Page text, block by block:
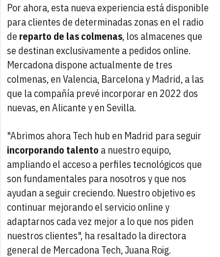
Por ahora, esta nueva experiencia está disponible
para clientes de determinadas zonas en el radio
de reparto de las colmenas, los almacenes que
se destinan exclusivamente a pedidos online.
Mercadona dispone actualmente de tres
colmenas, en Valencia, Barcelona y Madrid, a las
que la compañía prevé incorporar en 2022 dos
nuevas, en Alicante y en Sevilla.
"Abrimos ahora Tech hub en Madrid para seguir
incorporando talento a nuestro equipo,
ampliando el acceso a perfiles tecnológicos que
son fundamentales para nosotros y que nos
ayudan a seguir creciendo. Nuestro objetivo es
continuar mejorando el servicio online y
adaptarnos cada vez mejor a lo que nos piden
nuestros clientes", ha resaltado la directora
general de Mercadona Tech, Juana Roig.